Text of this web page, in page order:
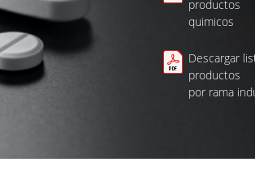
productos
quimicos
Descargar
productos
por rama